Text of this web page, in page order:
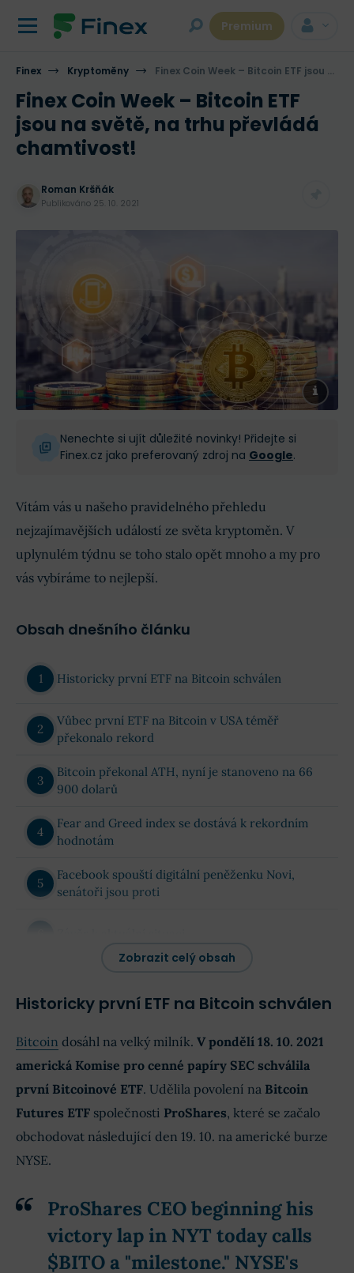
Premium
Finex Kryptoměny Finex Coin Week – Bitcoin ETF jsou na světě, na trhu převládá chamtivost!
Finex Coin Week – Bitcoin ETF
jsou na světě, na trhu převládá
chamtivost!
Roman Kršňák
Publikováno 25. 10. 2021
Nenechte si ujít důležité novinky! Přidejte si
Finex.cz jako preferovaný zdroj na Google.
Vítám vás u našeho pravidelného přehledu
nejzajímavějších událostí ze světa kryptoměn. V
uplynulém týdnu se toho stalo opět mnoho a my pro
vás vybíráme to nejlepší.
Obsah dnešního článku
Historicky první ETF na Bitcoin schválen
Vůbec první ETF na Bitcoin v USA téměř
překonalo rekord
Bitcoin překonal ATH, nyní je stanoveno na 66
900 dolarů
Fear and Greed index se dostává k rekordním
hodnotám
Facebook spouští digitální peněženku Novi,
senátoři jsou proti
Zobrazit celý obsah
Historicky první ETF na Bitcoin schválen
Bitcoin dosáhl na velký milník. V pondělí 18. 10. 2021
americká Komise pro cenné papíry SEC schválila
první Bitcoinové ETF. Udělila povolení na Bitcoin
Futures ETF společnosti ProShares, které se začalo
obchodovat následující den 19. 10. na americké burze
NYSE.
ProShares CEO beginning his
victory lap in NYT today calls
$BITO a "milestone." NYSE's